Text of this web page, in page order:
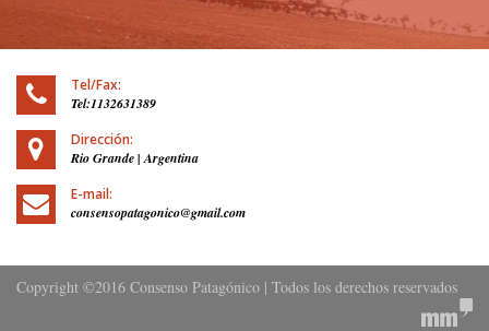
Tel/Fax:
Tel:1132631389
Dirección:
Rio Grande | Argentina
E-mail:
consensopatagonico@gmail.com
Copyright ©2016 Consenso Patagónico | Todos los derechos reservados